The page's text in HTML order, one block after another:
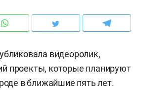
видеоролик,
проекты, которые планируют
в ближайшие пять лет.